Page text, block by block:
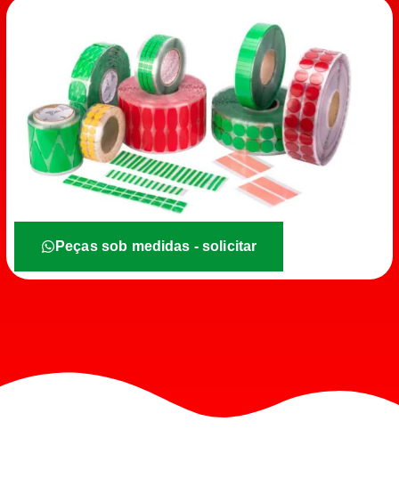
Peças sob medidas - solicitar